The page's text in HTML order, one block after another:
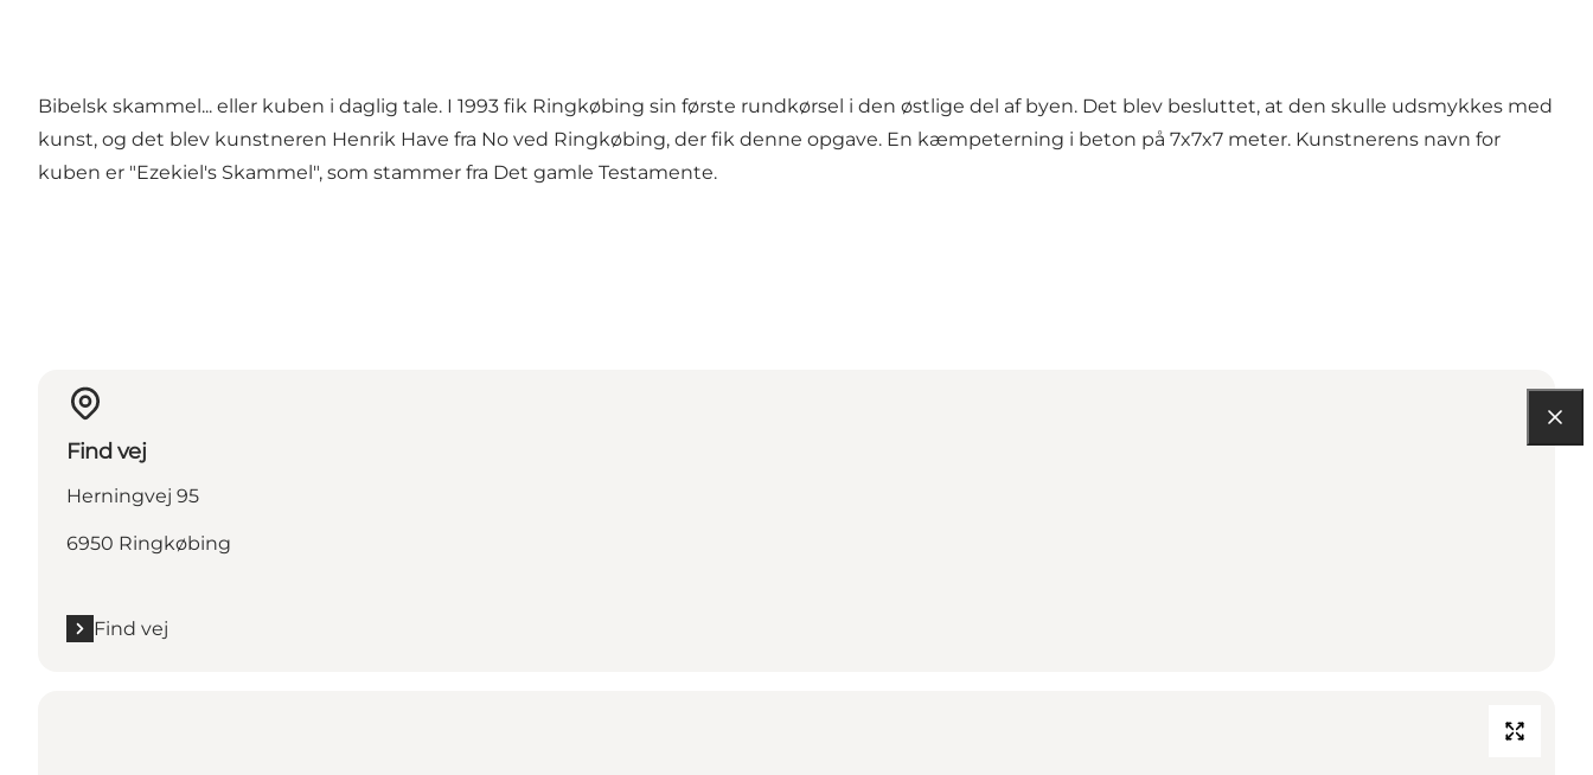
Bibelsk skammel... eller kuben i daglig tale. I 1993 fik Ringkøbing sin første rundkørsel i den østlige del af byen. Det blev besluttet, at den skulle udsmykkes med
kunst, og det blev kunstneren Henrik Have fra No ved Ringkøbing, der fik denne opgave. En kæmpeterning i beton på 7x7x7 meter. Kunstnerens navn for
kuben er "Ezekiel's Skammel", som stammer fra Det gamle Testamente.
Find vej
Herningvej 95
6950 Ringkøbing
Find vej